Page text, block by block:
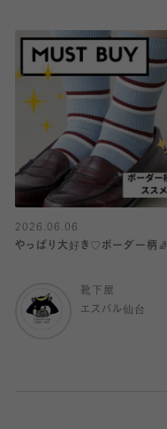
2026.06.06
やっぱり大好き♡ボーダー柄🧦
靴下屋
エスパル仙台